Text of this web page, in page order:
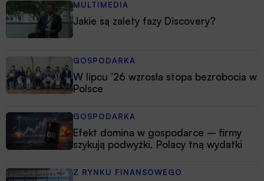
MULTIMEDIA
Jakie są zalety fazy Discovery?
GOSPODARKA
W lipcu ’26 wzrosła stopa bezrobocia w
Polsce
GOSPODARKA
Efekt domina w gospodarce – firmy
szykują podwyżki, Polacy tną wydatki
Z RYNKU FINANSOWEGO